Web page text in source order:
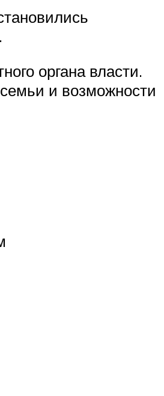
органа власти.
и возможности